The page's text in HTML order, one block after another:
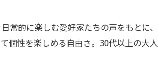
常的に楽しむ愛好家たちの声をもとに
個性を楽しめる自由さ。30代以上の大